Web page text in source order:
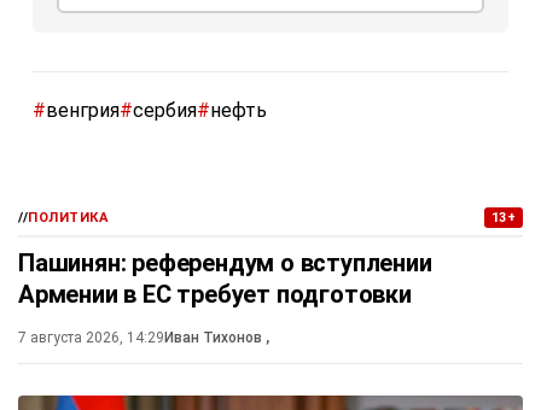
#венгрия#сербия#нефть
//ПОЛИТИКА 13+
Пашинян: референдум о вступлении
Армении в ЕС требует подготовки
7 августа 2026, 14:29Иван Тихонов ,